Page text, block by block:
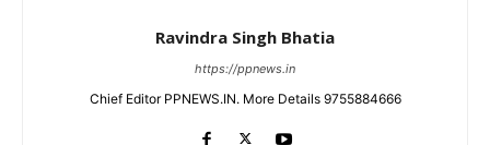
Ravindra Singh Bhatia
https://ppnews.in
Chief Editor PPNEWS.IN. More Details 9755884666